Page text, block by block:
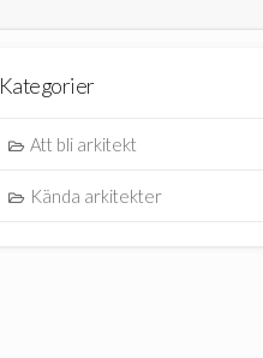
Kategorier
Att bli arkitekt
Kända arkitekter